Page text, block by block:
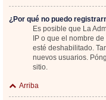
¿Por qué no puedo
Es posible que La
IP o que el nombre
esté deshabilitado.
nuevos usuarios.
sitio.
Arriba